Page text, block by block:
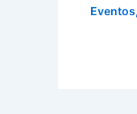
Eventos,